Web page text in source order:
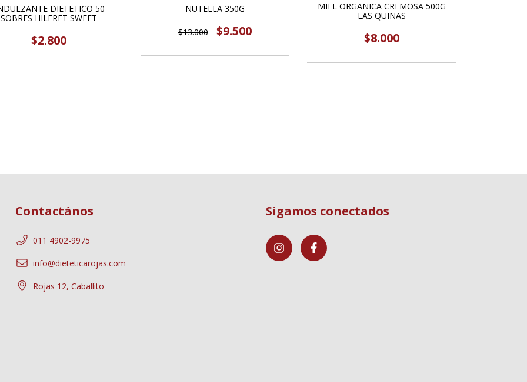
DIETETICO 50
SOBRES HILERET SWEET
$2.800
NUTELLA 350G
$13.000 $9.500
MIEL ORGANICA CREMOSA 500G
LAS QUINAS
$8.000
Contactános
011 4902-9975
info@dieteticarojas.com
Rojas 12, Caballito
Sigamos conectados